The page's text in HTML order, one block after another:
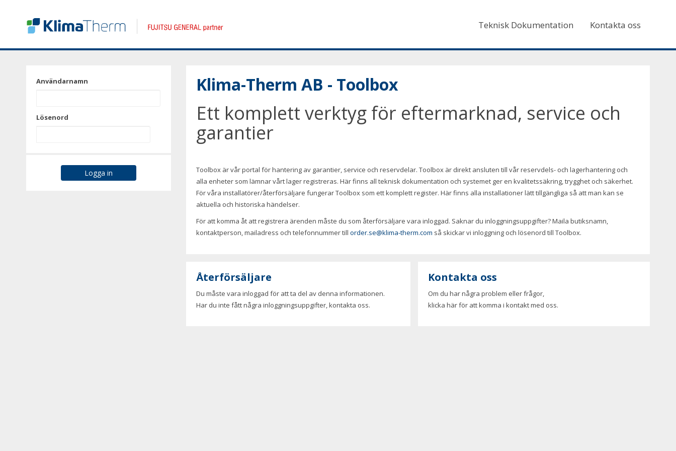
Teknisk Dokumentation Kontakta oss
Användarnamn
Lösenord
Klima-Therm AB - Toolbox
Ett komplett verktyg för eftermarknad, service och
garantier
Toolbox är vår portal för hantering av garantier, service och reservdelar. Toolbox är direkt ansluten till vår reservdels- och lagerhantering och
alla enheter som lämnar vårt lager registreras. Här finns all teknisk dokumentation och systemet ger en kvalitetssäkring, trygghet och säkerhet.
För våra installatörer/återförsäljare fungerar Toolbox som ett komplett register. Här finns alla installationer lätt tillgängliga så att man kan se
aktuella och historiska händelser.
För att komma åt att registrera ärenden måste du som återförsäljare vara inloggad. Saknar du inloggningsuppgifter? Maila butiksnamn,
kontaktperson, mailadress och telefonnummer till order.se@klima-therm.com så skickar vi inloggning och lösenord till Toolbox.
Återförsäljare
Du måste vara inloggad för att ta del av denna informationen.
Har du inte fått några inloggningsuppgifter, kontakta oss.
Kontakta oss
Om du har några problem eller frågor,
klicka här för att komma i kontakt med oss.